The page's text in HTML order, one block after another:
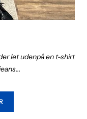
let udenpå en t-shirt